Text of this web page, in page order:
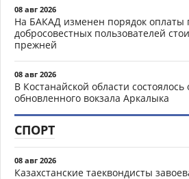
08 авг 2026
На БАКАД изменен порядок оплаты
добросовестных пользователей
прежней
08 авг 2026
В Костанайской области
обновленного вокзала Аркалыка
СПОРТ
08 авг 2026
Казахстанские таеквондисты